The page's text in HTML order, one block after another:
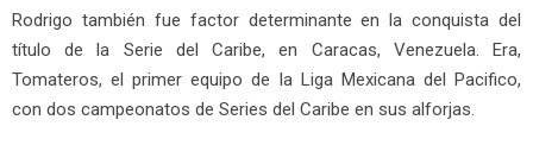
Rodrigo también fue factor determinante en la conquista del
título de la Serie del Caribe, en Caracas, Venezuela. Era,
Tomateros, el primer equipo de la Liga Mexicana del Pacifico,
con dos campeonatos de Series del Caribe en sus alforjas.